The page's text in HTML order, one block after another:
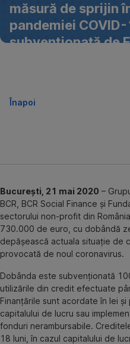
măsură de sprijin
pandemiei
subvenționată de
Înapoi
București, 21 mai 2020 –
BCR, BCR Social Finance și
sectorului non-profit din
730.000 de euro, cu dobândă
depășească actuala situație de
provocată de noul coronavirus.
Dobânda este subvenționată
utilizările din credit efectuate
Finanțările sunt acordate în lei
capitalului de lucru sau
fonduri nerambursabile.
18 luni, în cazul capitalului de